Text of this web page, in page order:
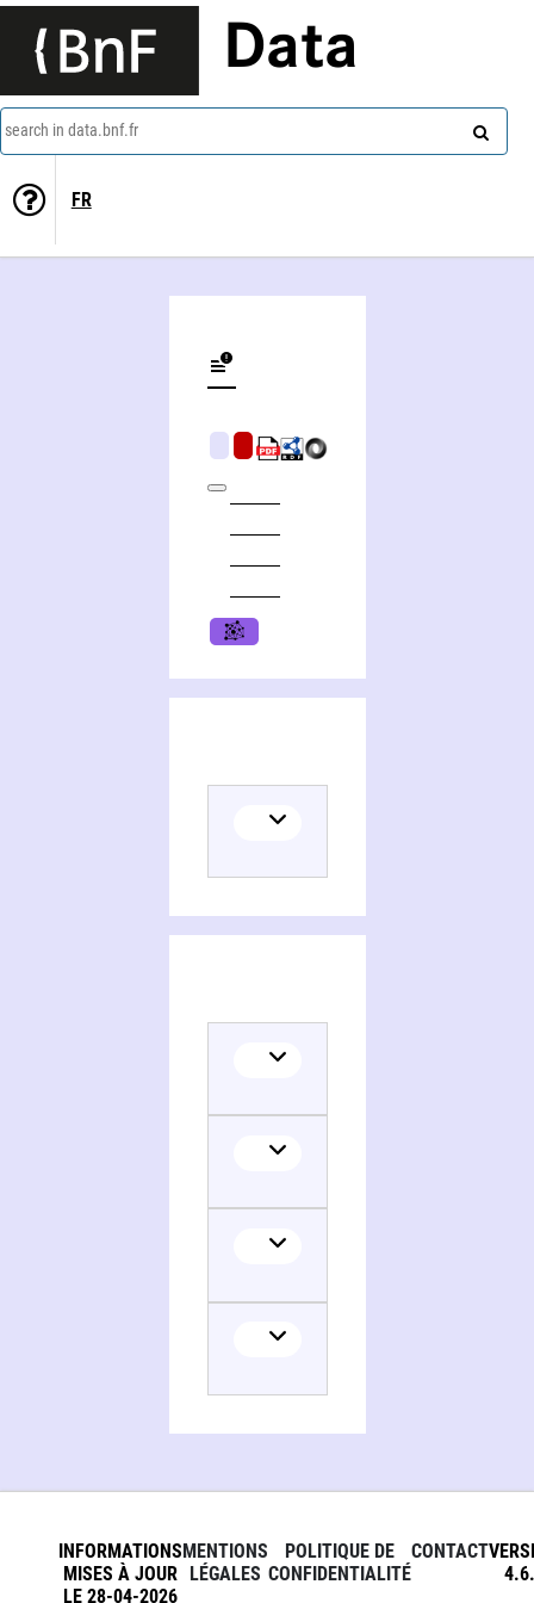
Data
search in data.bnf.fr
FR
INFORMATIONS
MISES À JOUR
LE 28-04-2026
MENTIONS
LÉGALES
POLITIQUE DE
CONFIDENTIALITÉ
CONTACT